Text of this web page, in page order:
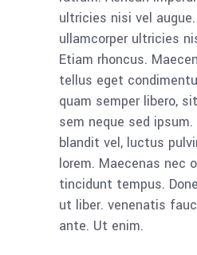
ultricies nisi vel
ullamcorper ultricies
Etiam rhoncus.
tellus eget
quam semper libero,
sem neque sed
blandit vel, luctus
lorem. Maecenas nec
tincidunt tempus.
ut liber. venenatis
ante. Ut enim.